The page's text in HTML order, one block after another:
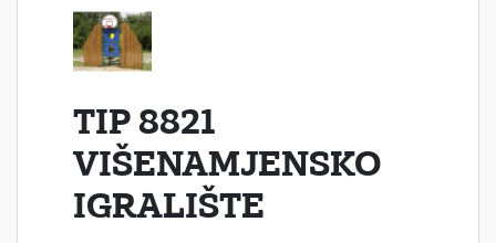
TIP 8821
VIŠENAMJENSKO
IGRALIŠTE